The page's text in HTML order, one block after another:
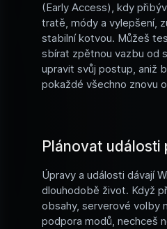
(Early Access), kdy
tratě, módy a vylepšení,
stabilní kotvou. Můžeš
sbírat zpětnou vazbu od
upravit svůj postup, aniž
pokaždé všechno znovu
Plánovat události
Úpravy a události dávají
dlouhodobě život. Když
obsahy, serverové volby
podpora modů, nechceš